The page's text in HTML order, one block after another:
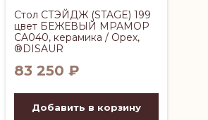
Стол СТЭЙДЖ (STAGE) 199
цвет БЕЖЕВЫЙ МРАМОР
CA040, керамика / Орех,
®DISAUR
83 250 ₽
Добавить в корзину